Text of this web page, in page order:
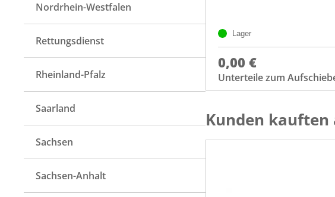
Nordrhein-Westfalen
Rettungsdienst
Rheinland-Pfalz
Saarland
Sachsen
Sachsen-Anhalt
Lager
0,00 €
Unterteile zum
Kunden kauften